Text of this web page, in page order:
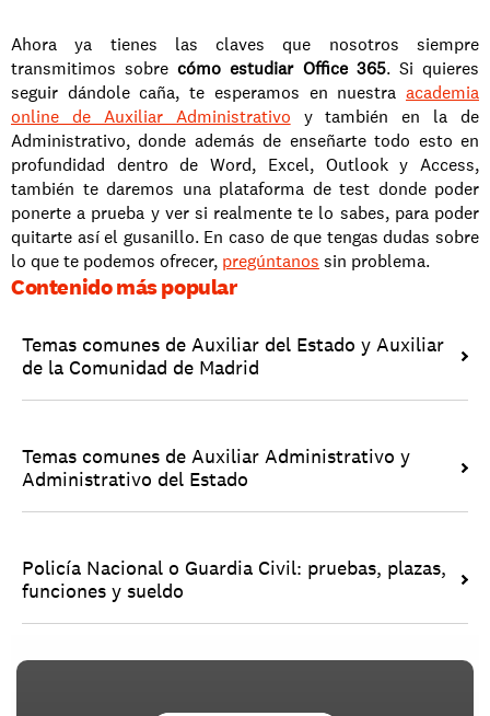
Ahora ya tienes las claves que nosotros siempre
transmitimos sobre cómo estudiar Office 365. Si quieres
seguir dándole caña, te esperamos en nuestra academia
online de Auxiliar Administrativo y también en la de
Administrativo, donde además de enseñarte todo esto en
profundidad dentro de Word, Excel, Outlook y Access,
también te daremos una plataforma de test donde poder
ponerte a prueba y ver si realmente te lo sabes, para poder
quitarte así el gusanillo. En caso de que tengas dudas sobre
lo que te podemos ofrecer, pregúntanos sin problema.
Contenido más popular
Temas comunes de Auxiliar del Estado y Auxiliar
de la Comunidad de Madrid
Temas comunes de Auxiliar Administrativo y
Administrativo del Estado
Policía Nacional o Guardia Civil: pruebas, plazas,
funciones y sueldo